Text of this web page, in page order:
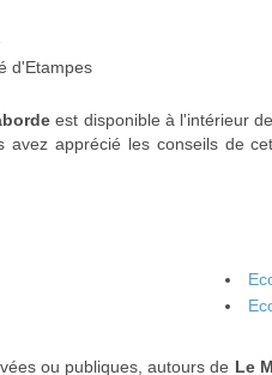
d'Etampes
est disponible à l'intérieur
avez apprécié les conseils de
ou publiques, autours de Le